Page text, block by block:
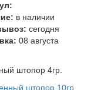
в наличии
сегодня
08 августа
штопор 4гр.